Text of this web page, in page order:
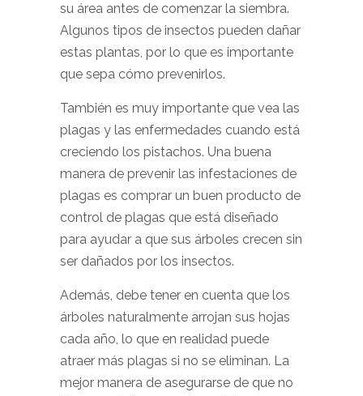
su área antes de comenzar la siembra.
Algunos tipos de insectos pueden dañar
estas plantas, por lo que es importante
que sepa cómo prevenirlos.
También es muy importante que vea las
plagas y las enfermedades cuando está
creciendo los pistachos. Una buena
manera de prevenir las infestaciones de
plagas es comprar un buen producto de
control de plagas que está diseñado
para ayudar a que sus árboles crecen sin
ser dañados por los insectos.
Además, debe tener en cuenta que los
árboles naturalmente arrojan sus hojas
cada año, lo que en realidad puede
atraer más plagas si no se eliminan. La
mejor manera de asegurarse de que no